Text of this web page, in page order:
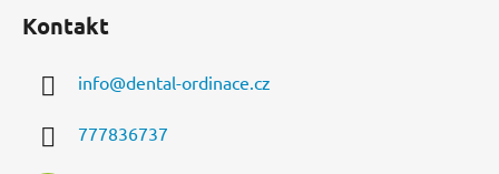
Kontakt
info@dental-ordinace.cz
777836737